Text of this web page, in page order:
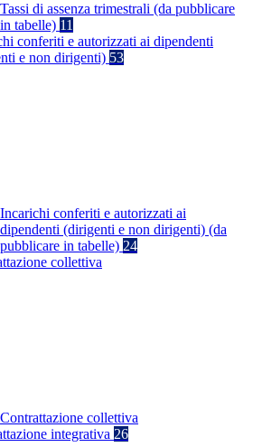
Tassi di assenza trimestrali (da pubblicare
in tabelle) 11
conferiti e autorizzati ai dipendenti
e non dirigenti) 53
Incarichi conferiti e autorizzati ai
dipendenti (dirigenti e non dirigenti) (da
pubblicare in tabelle) 24
collettiva
Contrattazione collettiva
integrativa 26